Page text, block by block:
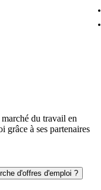
du travail en
grâce à ses partenaires
d'offres d'emploi ?